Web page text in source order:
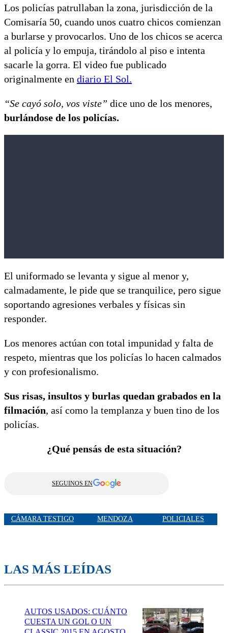
Los policías patrullaban la zona, jurisdicción de la
Comisaría 50, cuando unos cuatro chicos comienzan
a burlarse y provocarlos. Uno de los chicos se acerca
al policía y lo empuja, tirándolo al piso e intenta
sacarle la gorra. El video fue publicado
originalmente en diario El Sol.
“Se cayó solo, vos viste” dice uno de los menores,
burlándose de los policías.
El uniformado se levanta y sigue al menor y,
calmadamente, le pide que se tranquilice, pero sigue
soportando agresiones verbales y físicas sin
responder.
Los menores actúan con total impunidad y falta de
respeto, mientras que los policías lo hacen calmados
y con profesionalismo.
Sus risas, insultos y burlas quedan grabados en la
filmación, así como la templanza y buen tino de los
policías.
¿Qué pensás de esta situación?
SEGUINOS EN
CÁMARA TESTIGO MENDOZA POLICIALES
LAS MÁS LEÍDAS
AUTOS USADOS: CUÁNTO
CUESTA UN GOL O UN